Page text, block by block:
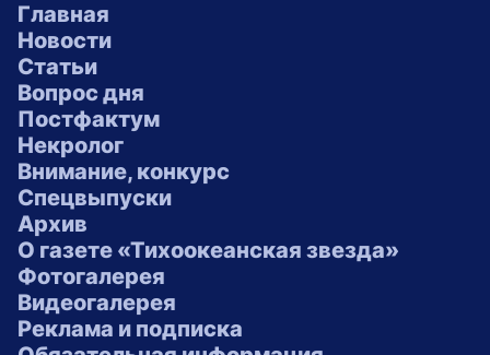
Главная
Новости
Статьи
Вопрос дня
Постфактум
Некролог
Внимание, конкурс
Спецвыпуски
Архив
О газете «Тихоокеанская звезда»
Фотогалерея
Видеогалерея
Реклама и подписка